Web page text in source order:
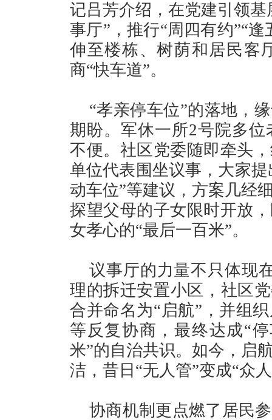
记吕芳介绍，在党建引领
事厅”，推行“周四有约”“
伸至楼栋、树荫和居民客
商“快车道”。
“孝亲停车位”的落地，
期盼。军休一所2号院多
不便。社区党委随即牵头
单位代表围坐议事，大家
动车位”等建议，方案几经
探望父母的子女限时开放
女孝心的“最后一百米”。
议事厅的力量不只体现
理的拆迁安置小区，社区
合并命名为“启航”，并组
等反复协商，最终达成“
米”的自治共识。如今，启
洁，昔日“无人管”变成“众
协商机制更点燃了居民